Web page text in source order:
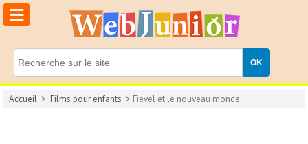
≡
Accueil > Films pour enfants > Fievel et le nouveau monde